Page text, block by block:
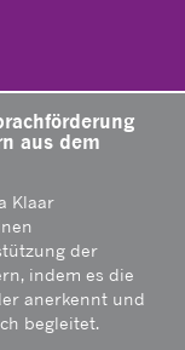
aus dem
Klaar
der
indem es die
anerkennt und
begleitet.